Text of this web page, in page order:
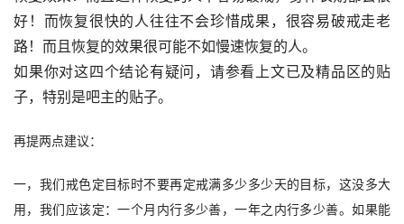
好！而恢复很快的人往往不会珍惜成果，很容易破戒走老
路！而且恢复的效果很可能不如慢速恢复的人。
如果你对这四个结论有疑问，请参看上文已及精品区的贴
子，特别是吧主的贴子。
再提两点建议：
一，我们戒色定目标时不要再定戒满多少多少天的目标，这没多大
用，我们应该定：一个月内行多少善，一年之内行多少善。如果能